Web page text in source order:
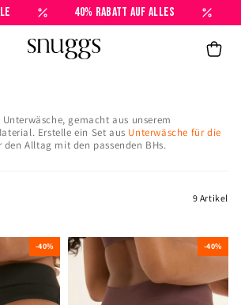
40% RABATT AUF ALLES
gemacht aus unserem
Erstelle ein Set aus Unterwäsche für die
den Alltag mit den passenden BHs.
9 Artikel
-40% -40%